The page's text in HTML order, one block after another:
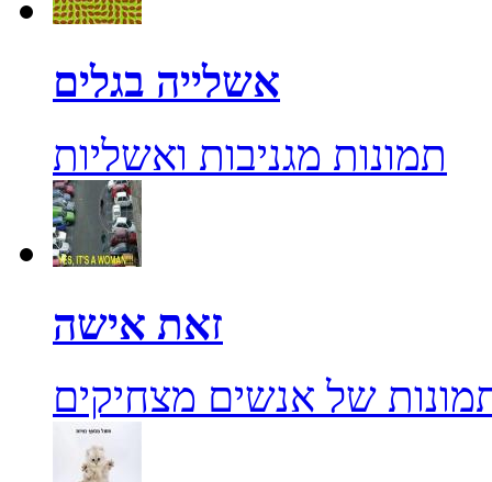
אשלייה בגלים
תמונות מגניבות ואשליות
זאת אישה
של אנשים מצחיקים